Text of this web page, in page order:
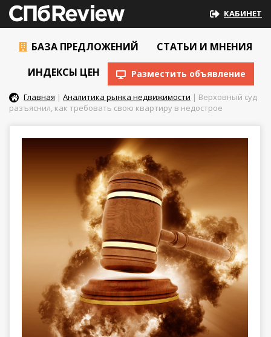
КАБИНЕТ
БАЗА ПРЕДЛОЖЕНИЙ
СТАТЬИ И МНЕНИЯ
ИНДЕКСЫ ЦЕН
Разместить объявление
Главная | Аналитика рынка недвижимости | Верховный суд
разъяснил, как требовать свою квартиру в недострое